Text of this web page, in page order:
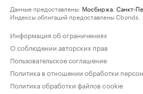
Данные предоставлены: Мосбиржа Санкт-
Индексы облигаций предоставлены Cbonds.
Информация об ограничениях
О соблюдении авторских прав
Пользовательское соглашение
Политика в отношении обработки
Политика обработки файлов cookie